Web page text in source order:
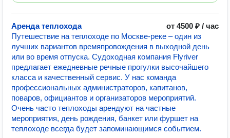
Аренда теплохода
от 4500 ₽ / час
Путешествие на теплоходе по Москве-реке – один из
лучших вариантов времяпровождения в выходной день
или во время отпуска. Судоходная компания Flyriver
предлагает ежедневные речные прогулки высочайшего
класса и качественный сервис. У нас команда
профессиональных администраторов, капитанов,
поваров, официантов и организаторов мероприятий.
Очень часто теплоходы арендуют на частные
мероприятия, день рождения, банкет или фуршет на
теплоходе всегда будет запоминающимся событием.